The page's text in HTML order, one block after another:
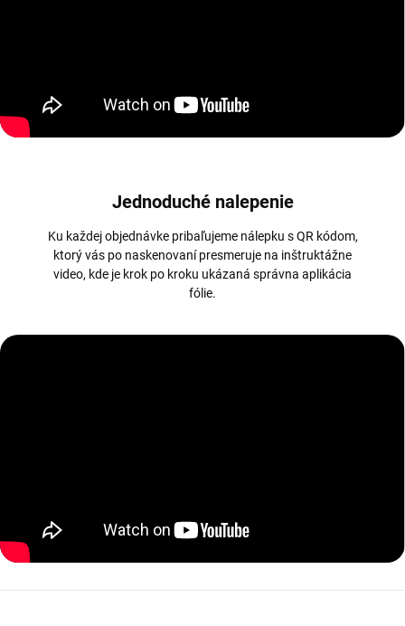
Jednoduché nalepenie
Ku každej objednávke pribaľujeme nálepku s QR kódom,
ktorý vás po naskenovaní presmeruje na inštruktážne
video, kde je krok po kroku ukázaná správna aplikácia
fólie.